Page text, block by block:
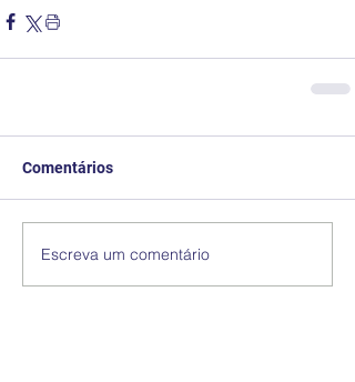
Comentários
Escreva um comentário